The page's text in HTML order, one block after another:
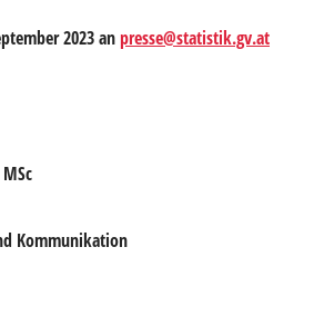
2023 anpresse@statistik.gv.at
Kommunikation